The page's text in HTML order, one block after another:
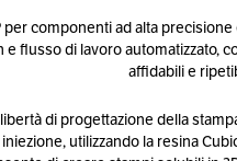
per componenti ad alta
e flusso di lavoro automatizzato,
affidabili e
di progettazione della
utilizzando la resina